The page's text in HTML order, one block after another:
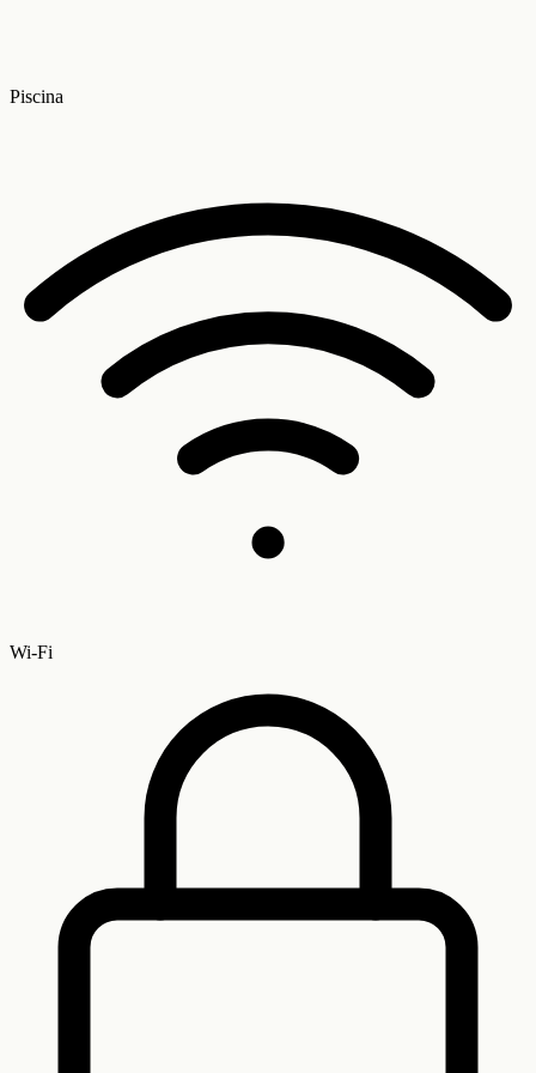
Piscina
Wi-Fi